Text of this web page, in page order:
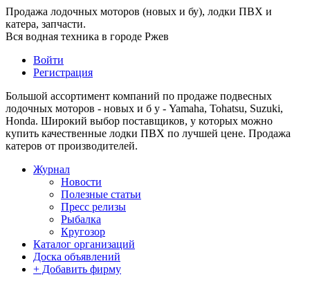
Продажа лодочных моторов (новых и бу), лодки ПВХ и
катера, запчасти.
Вся водная техника в городе Ржев
Войти
Регистрация
Большой ассортимент компаний по продаже подвесных
лодочных моторов - новых и б у - Yamaha, Tohatsu, Suzuki,
Honda. Широкий выбор поставщиков, у которых можно
купить качественные лодки ПВХ по лучшей цене. Продажа
катеров от производителей.
Журнал
Новости
Полезные статьи
Пресс релизы
Рыбалка
Кругозор
Каталог организаций
Доска объявлений
+ Добавить фирму